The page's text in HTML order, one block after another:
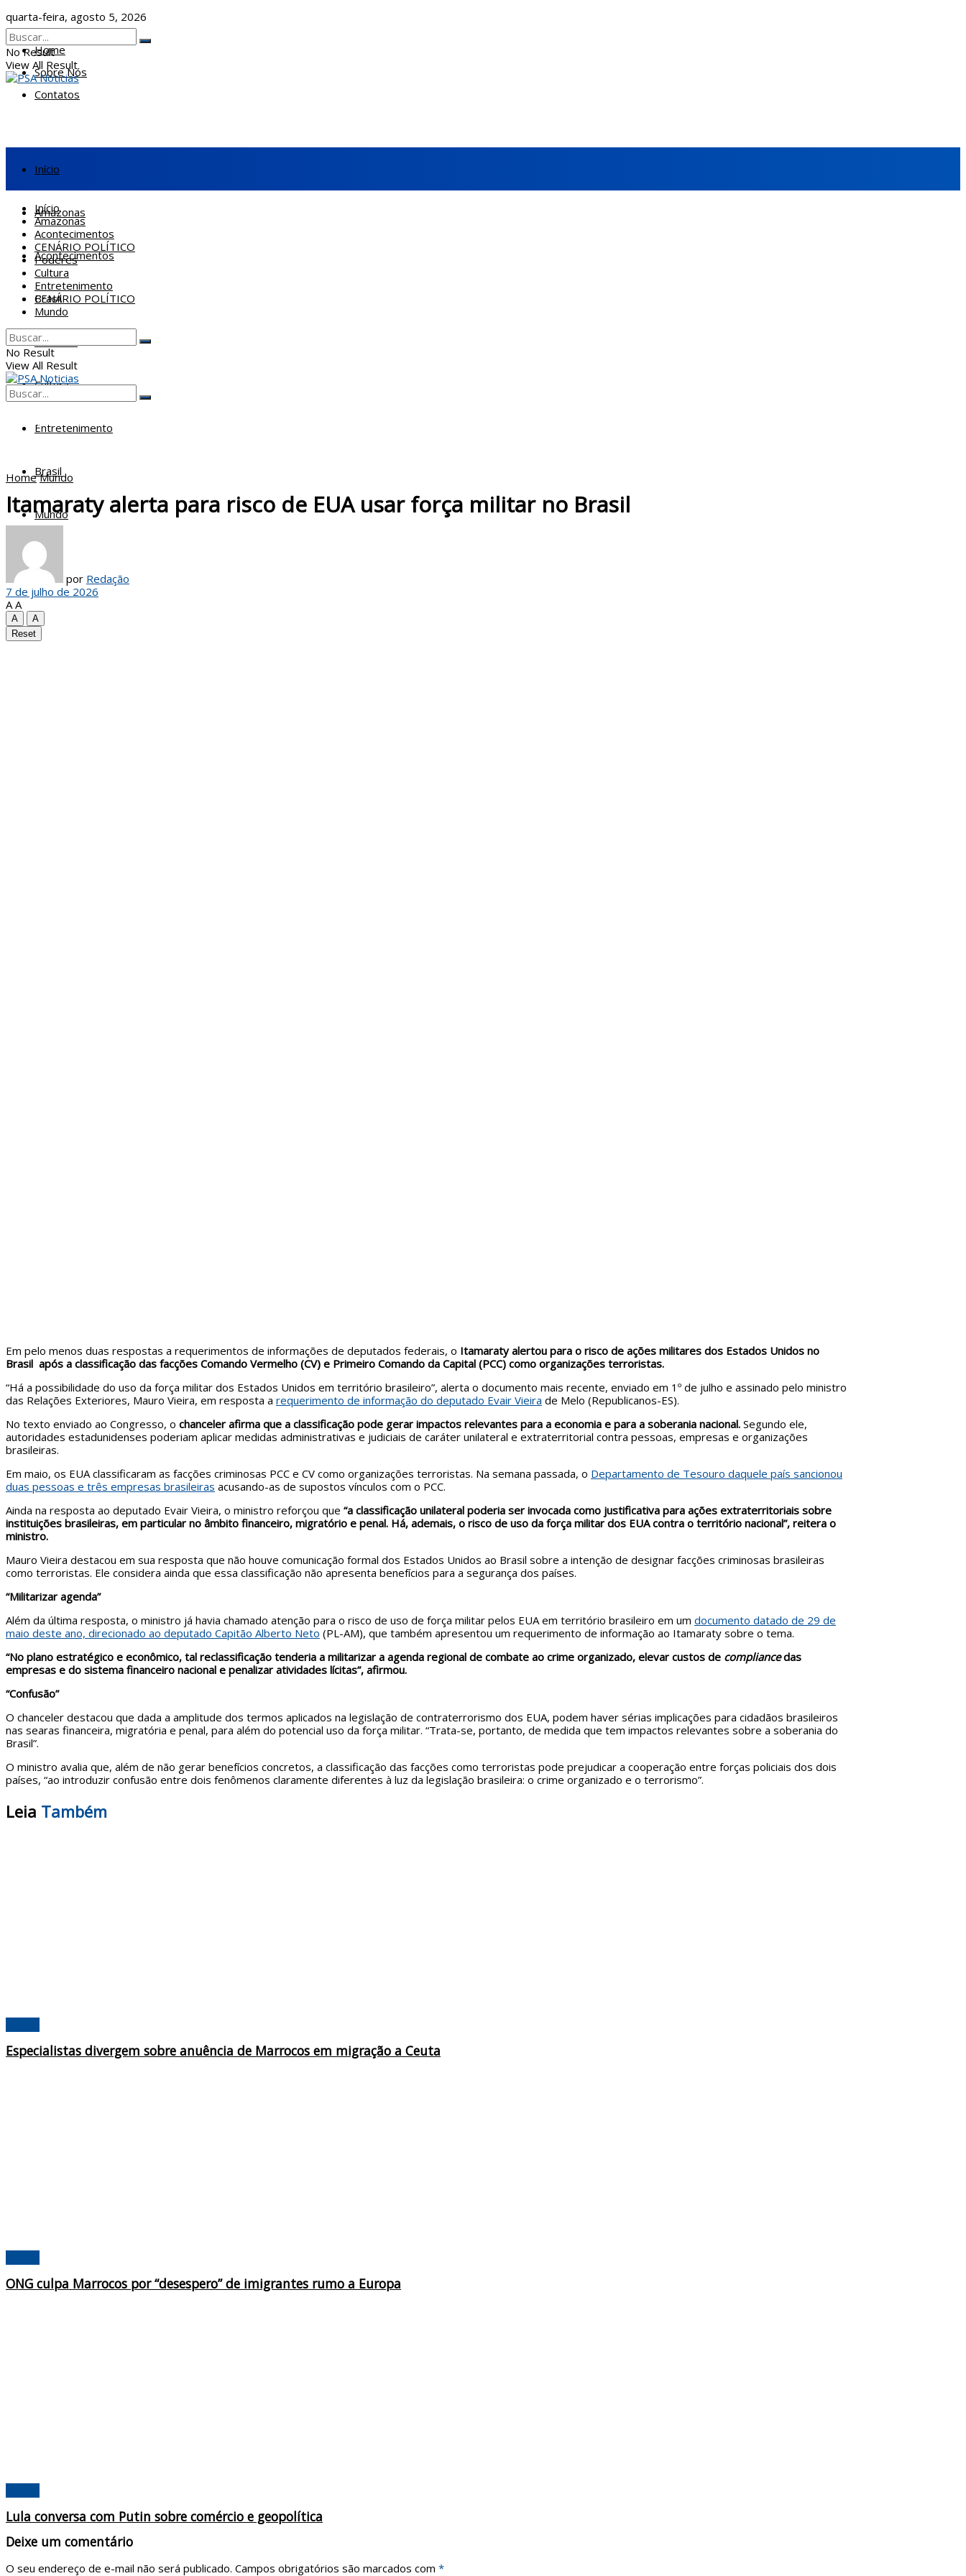
quarta-feira, agosto 5, 2026
Home
Sobre Nós
Contatos
No Result
View All Result
Início
Amazonas
Acontecimentos
CENÁRIO POLÍTICO
Poderes
Cultura
Entretenimento
Brasil
Mundo
Início
Amazonas
Acontecimentos
CENÁRIO POLÍTICO
Poderes
Cultura
Entretenimento
Brasil
Mundo
No Result
View All Result
View All Result
Home Mundo
Itamaraty alerta para risco de EUA usar força militar no Brasil
por Redação
7 de julho de 2026
A A
A
A
Reset
Em pelo menos duas respostas a requerimentos de informações de deputados federais, o Itamaraty alertou para o risco de ações militares dos Estados Unidos no
Brasil após a classificação das facções Comando Vermelho (CV) e Primeiro Comando da Capital (PCC) como organizações terroristas.
“Há a possibilidade do uso da força militar dos Estados Unidos em território brasileiro”, alerta o documento mais recente, enviado em 1º de julho e assinado pelo ministro
das Relações Exteriores, Mauro Vieira, em resposta a requerimento de informação do deputado Evair Vieira de Melo (Republicanos-ES).
No texto enviado ao Congresso, o chanceler afirma que a classificação pode gerar impactos relevantes para a economia e para a soberania nacional. Segundo ele,
autoridades estadunidenses poderiam aplicar medidas administrativas e judiciais de caráter unilateral e extraterritorial contra pessoas, empresas e organizações
brasileiras.
Em maio, os EUA classificaram as facções criminosas PCC e CV como organizações terroristas. Na semana passada, o Departamento de Tesouro daquele país sancionou
duas pessoas e três empresas brasileiras acusando-as de supostos vínculos com o PCC.
Ainda na resposta ao deputado Evair Vieira, o ministro reforçou que “a classificação unilateral poderia ser invocada como justificativa para ações extraterritoriais sobre
instituições brasileiras, em particular no âmbito financeiro, migratório e penal. Há, ademais, o risco de uso da força militar dos EUA contra o território nacional”, reitera o
ministro.
Mauro Vieira destacou em sua resposta que não houve comunicação formal dos Estados Unidos ao Brasil sobre a intenção de designar facções criminosas brasileiras
como terroristas. Ele considera ainda que essa classificação não apresenta benefícios para a segurança dos países.
“Militarizar agenda”
Além da última resposta, o ministro já havia chamado atenção para o risco de uso de força militar pelos EUA em território brasileiro em um documento datado de 29 de
maio deste ano, direcionado ao deputado Capitão Alberto Neto (PL-AM), que também apresentou um requerimento de informação ao Itamaraty sobre o tema.
“No plano estratégico e econômico, tal reclassificação tenderia a militarizar a agenda regional de combate ao crime organizado, elevar custos de compliancedas
empresas e do sistema financeiro nacional e penalizar atividades lícitas”, afirmou.
“Confusão”
O chanceler destacou que dada a amplitude dos termos aplicados na legislação de contraterrorismo dos EUA, podem haver sérias implicações para cidadãos brasileiros
nas searas financeira, migratória e penal, para além do potencial uso da força militar. “Trata-se, portanto, de medida que tem impactos relevantes sobre a soberania do
Brasil”.
O ministro avalia que, além de não gerar benefícios concretos, a classificação das facções como terroristas pode prejudicar a cooperação entre forças policiais dos dois
países, “ao introduzir confusão entre dois fenômenos claramente diferentes à luz da legislação brasileira: o crime organizado e o terrorismo”.
Leia Também
Especialistas divergem sobre anuência de Marrocos em migração a Ceuta
ONG culpa Marrocos por “desespero” de imigrantes rumo a Europa
Lula conversa com Putin sobre comércio e geopolítica
Deixe um comentário
O seu endereço de e-mail não será publicado. Campos obrigatórios são marcados com *